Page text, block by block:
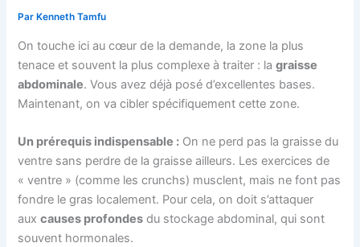
Par Kenneth Tamfu
On touche ici au cœur de la demande, la zone la plus
tenace et souvent la plus complexe à traiter : lagraisse
abdominale. Vous avez déjà posé d’excellentes bases.
Maintenant, on va cibler spécifiquement cette zone.
Un prérequis indispensable : On ne perd pas la graisse du
ventre sans perdre de la graisse ailleurs. Les exercices de
« ventre » (comme les crunchs) musclent, mais ne font pas
fondre le gras localement. Pour cela, on doit s’attaquer
auxcauses profondes du stockage abdominal, qui sont
souvent hormonales.